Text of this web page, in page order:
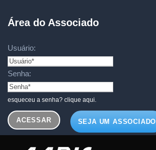
Área do Associado
Usuário:
Senha:
esqueceu a senha? clique aqui.
SEJA UM ASSOCIADO